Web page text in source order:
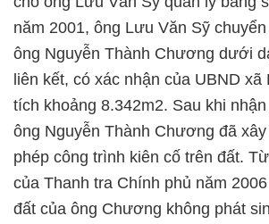
năm 2001, ông Lưu Văn Sỹ
ông Nguyễn Thành Chương dưới
liên kết, có xác nhận của UBND xã
tích khoảng 8.342m2. Sau khi
ông Nguyễn Thành Chương đã
phép công trình kiên cố trên đất.
của Thanh tra Chính phủ năm
đất của ông Chương không phát